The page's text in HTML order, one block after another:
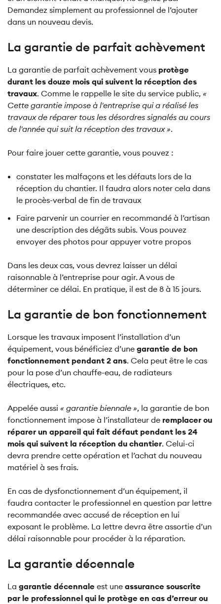
Demandez simplement au professionnel de l’ajouter
dans un nouveau devis.
La garantie de parfait achèvement
La garantie de parfait achèvement vous protège
durant les douze mois qui suivent la réception des
travaux. Comme le rappelle le site du service public, «
Cette garantie impose à l'entreprise qui a réalisé les
travaux de réparer tous les désordres signalés au cours
de l'année qui suit la réception des travaux ».
Pour faire jouer cette garantie, vous pouvez :
constater les malfaçons et les défauts lors de la
réception du chantier. Il faudra alors noter cela dans
le procès-verbal de fin de travaux
Faire parvenir un courrier en recommandé à l’artisan
une description des dégâts subis. Vous pouvez
envoyer des photos pour appuyer votre propos
Dans les deux cas, vous devrez laisser un délai
raisonnable à l’entreprise pour agir. A vous de
déterminer ce délai. En pratique, il est de 8 à 15 jours.
La garantie de bon fonctionnement
Lorsque les travaux imposent l’installation d’un
équipement, vous bénéficiez d’une garantie de bon
fonctionnement pendant 2 ans. Cela peut être le cas
pour la pose d’un chauffe-eau, de radiateurs
électriques, etc.
Appelée aussi « garantie biennale », la garantie de bon
fonctionnement impose à l’installateur de remplacer ou
réparer un appareil qui fait défaut pendant les 24
mois qui suivent la réception du chantier. Celui-ci
devra prendre cette opération et l’achat du nouveau
matériel à ses frais.
En cas de dysfonctionnement d’un équipement, il
faudra contacter le professionnel en question par lettre
recommandée avec accusé de réception en lui
exposant le problème. La lettre devra être assortie d’un
délai raisonnable pour procéder à la réparation.
La garantie décennale
La garantie décennale est une assurance souscrite
par le professionnel qui le protège en cas d’erreur ou